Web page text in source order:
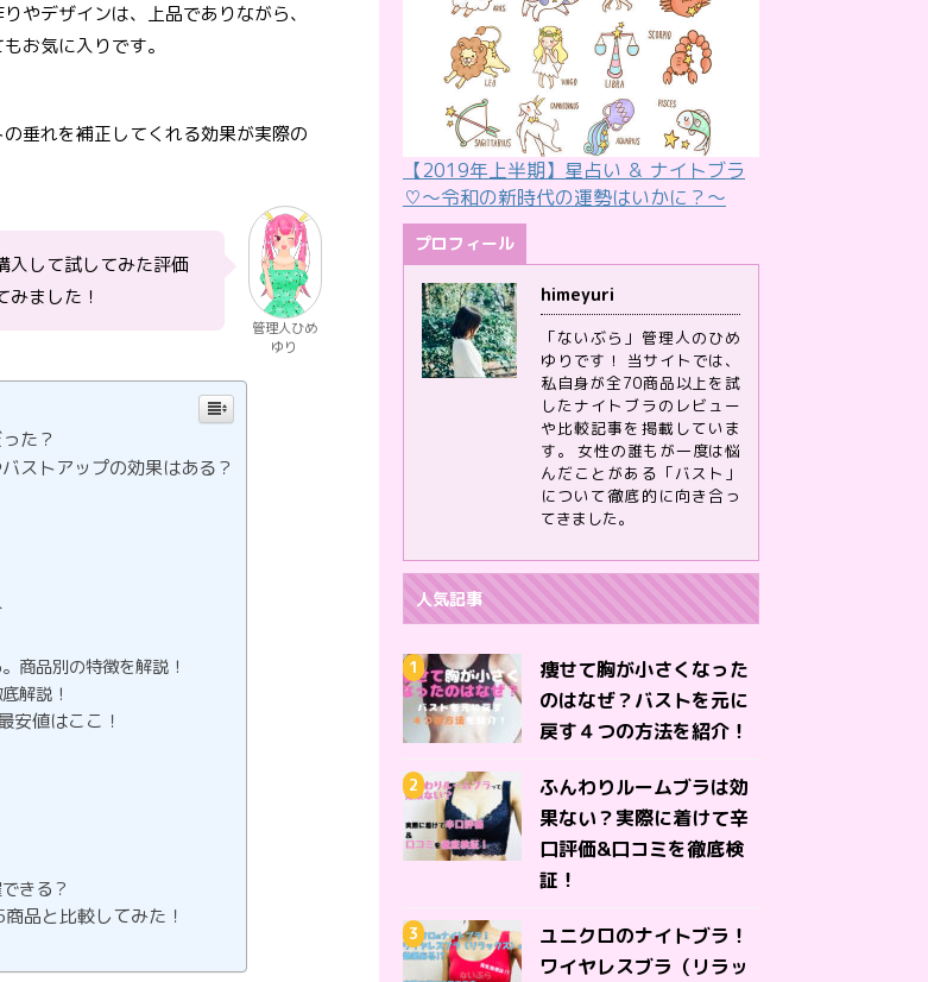
やデザインは、上品でありながら、
お気に入りです。
垂れを補正してくれる効果が実際の
入して試してみた評価
ました！
管理人ひめ
ゆり
た？
ストアップの効果はある？
商品別の特徴を解説！
解説！
安値はここ！
きる？
品と比較してみた！
【2019年上半期】星占い ＆ ナイトブラ
♡〜令和の新時代の運勢はいかに？〜
プロフィール
himeyuri
「ないぶら」管理人のひめ
ゆりです！ 当サイトでは、
私自身が全70商品以上を試
したナイトブラのレビュー
や比較記事を掲載していま
す。 女性の誰もが一度は悩
んだことがある「バスト」
について徹底的に向き合っ
てきました。
人気記事
痩せて胸が小さくなった
のはなぜ？バストを元に
戻す４つの方法を紹介！
ふんわりルームブラは効
果ない？実際に着けて辛
口評価&口コミを徹底検
証！
ユニクロのナイトブラ！
ワイヤレスブラ（リラッ